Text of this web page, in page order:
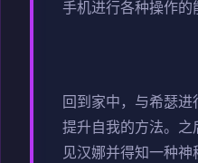
手机进行各种操作的
回到家中，与希瑟
提升自我的方法。之
见汉娜并得知一种